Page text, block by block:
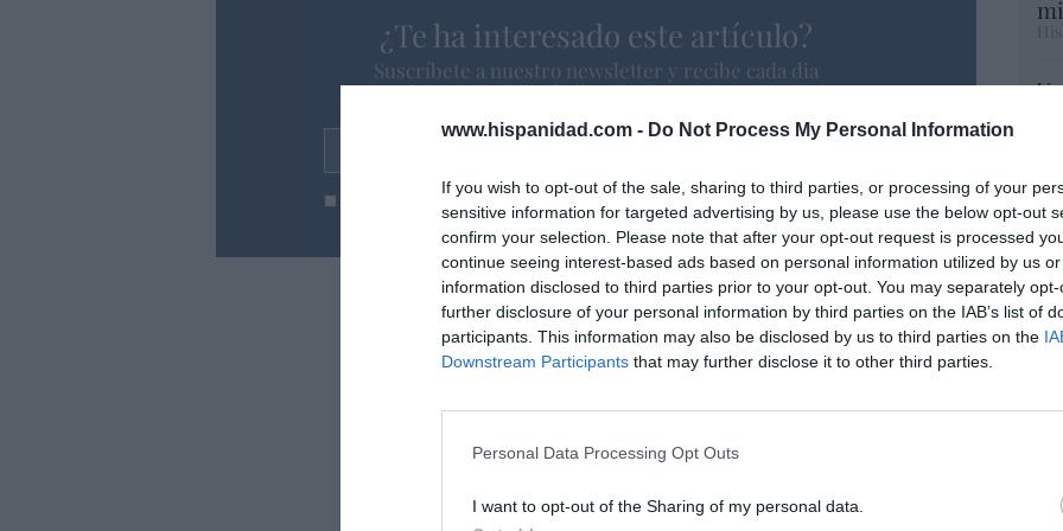
www.hispanidad.com - Do Not Process My Personal Information
If you wish to opt-out of the sale, sharing to third parties, or processing of your
sensitive information for targeted advertising by us, please use the below opt-out
confirm your selection. Please note that after your opt-out request is processed
continue seeing interest-based ads based on personal information utilized by us
information disclosed to third parties prior to your opt-out. You may separately
further disclosure of your personal information by third parties on the IAB’s list of
participants. This information may also be disclosed by us to third parties on the
Downstream Participants that may further disclose it to other third parties.
Personal Data Processing Opt Outs
I want to opt-out of the Sharing of my personal data.
¿Te ha interesado este artículo?
Suscríbete a nuestro newsletter y recibe cada dia
en tu correo lo más destacado de Hispanidad
He leído y acepto las condiciones legales